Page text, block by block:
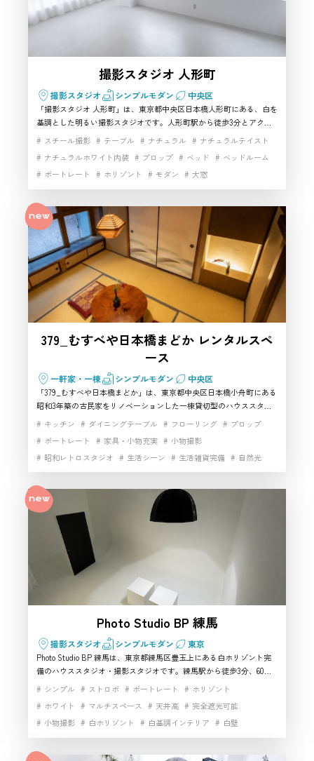
撮影スタジオ 人形町
撮影スタジオ シンプルモダン 中央区
「撮影スタジオ 人形町」は、東京都中央区日本橋人形町にある、白を
基調とした明るい撮影スタジオです。人形町駅から徒歩3分とアクセ
スしやすく、広い窓から入るやわらかな自然光を活かして、ポートレ
透明感のある家具や小道具がそろい、ナチュラルからポップ、モダン
まで幅広い雰囲気に対応。掲載面積は40㎡で最大10名まで利用でき、
カーテンで仕切れる簡易的な着替えスペースもあります。大きな音を
伴わない少人数撮影に使いやすく、中央区で自然光の入るハウススタ
ジオを探している方におすすめです。
スチール撮影 テーブル ナチュラル
ナチュラルテイスト
ナチュラルホワイト内装
プロップ ベッド
ベッドルーム
ポートレート
ホリゾント モダン
大窓
家具・小物充実
小物撮影
白ホリゾント
白基調インテリア
白壁 白壁×コンクリート床
自然光
開放感
駅近
379_むすべや日本橋まどか レンタルスペ
ース
一軒家・一棟 シンプルモダン 中央区
「379_むすべや日本橋まどか」は、東京都中央区日本橋小舟町にある
昭和3年築の古民家をリノベーションした一棟貸切型のハウススタジ
オです。和室・洋室の落ち着いた雰囲気を活かし、ポートレート、商
品撮影、動画撮影、コスプレ撮影など幅広い撮影に対応。人形町駅か
ら近く、撮影小物や照明設備も利用できるため、中央区でレトロな世
界観を表現できる撮影スタジオを探している方におすすめです。
キッチン ダイニングテーブル フローリング
プロップ
ポートレート
家具・小物充実
小物撮影
昭和レトロスタジオ
生活シーン 生活雑貨完備
自然光
都心の隠れ家
開放感 高速インターネット
Photo Studio BP 練馬
撮影スタジオ シンプルモダン 東京
Photo Studio BP 練馬は、東京都練馬区豊玉上にある白ホリゾント完
備のハウススタジオ・撮影スタジオです。練馬駅から徒歩3分、60㎡
の地下空間に天井高3.3m、縦3.3m×横6mの白ホリ、撮影機材、Wi-
品撮影、アパレル撮影、動画撮影に使いやすく、練馬区で本格的なハ
ウススタジオや撮影スタジオを探している方におすすめです。
シンプル ストロボ ポートレート
ホリゾント
ホワイト
マルチスペース 天井高
完全遮光可能
小物撮影
白ホリゾント 白基調インテリア
白壁
開放感
駅近 高速インターネット